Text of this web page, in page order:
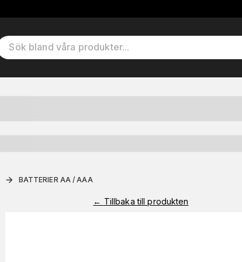
BATTERIER AA / AAA
← Tillbaka till produkten